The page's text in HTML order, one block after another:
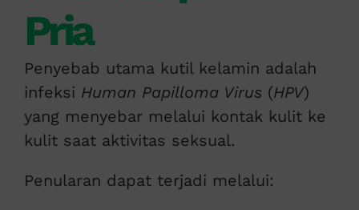
Pria
Penyebab utama kutil kelamin adalah
infeksi Human Papilloma Virus (HPV)
yang menyebar melalui kontak kulit ke
kulit saat aktivitas seksual.
Penularan dapat terjadi melalui: